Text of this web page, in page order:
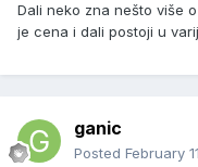
Dali neko zna nešto više o
je cena i dali postoji u
ganic
Posted February